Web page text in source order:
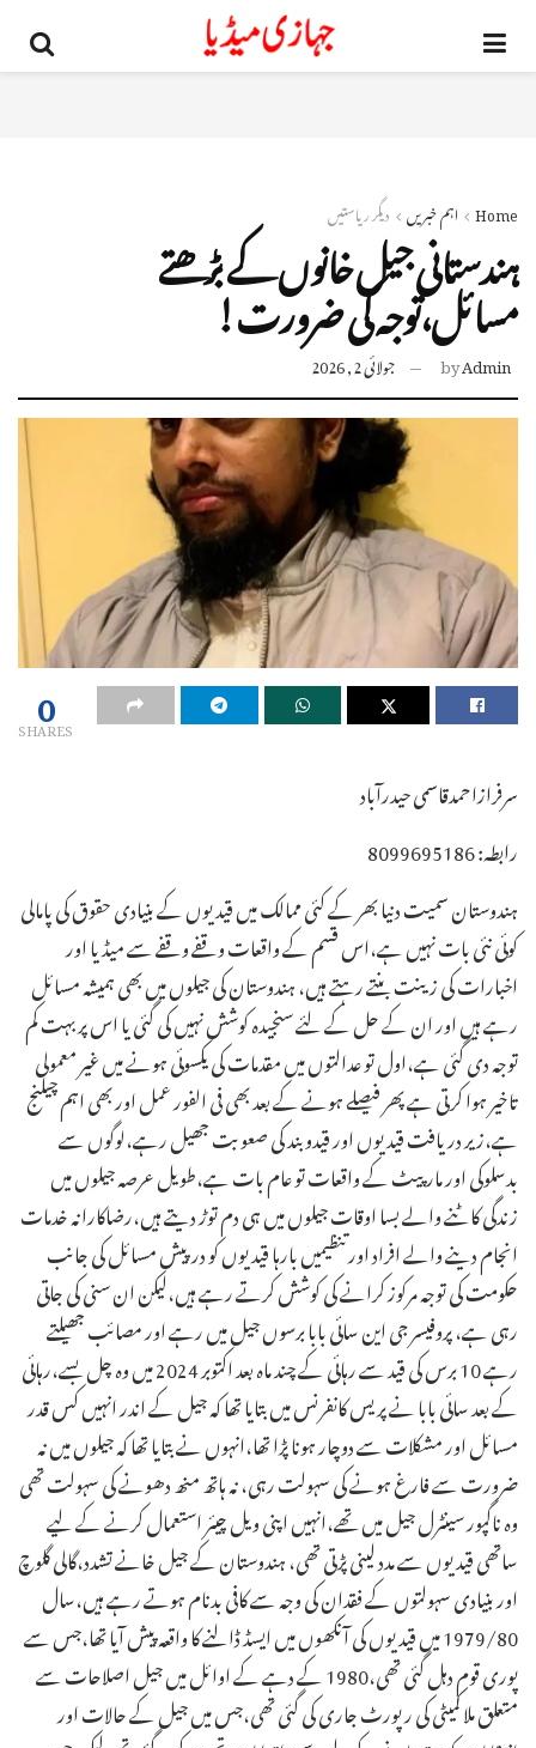
Home اہم خبریں دیگر ریاستیں
ہندستانی جیل خانوں کے بڑھتے
مسائل،توجہ کی ضرورت!
byAdmin جولائی 2, 2026
0
SHARES
سرفرازاحمدقاسمی حیدرآباد
رابطہ: 8099695186
ہندوستان سمیت دنیا بھر کے کئی ممالک میں قیدیوں کے بنیادی حقوق کی پامالی کوئی نئی بات نہیں ہے،اس قسم کے واقعات وقفے وقفے سے میڈیا اور اخبارات کی زینت بنتے رہتے ہیں، ہندوستان کی جیلوں میں بھی ہمیشہ مسائل رہے ہیں اور ان کے حل کے لئے سنجیدہ کوشش نہیں کی گئی یا اس پر بہت کم توجہ دی گئی ہے،اول تو عدالتوں میں مقدمات کی یکسوئی ہونے میں غیر معمولی تاخیر ہوا کرتی ہے پھر فیصلے ہونے کے بعد بھی فی الفور عمل اور بھی اہم چیلنج ہے،زیر دریافت قیدیوں اور قیدوبند کی صعوبت جھیل رہے،لوگوں سے بدسلوکی اور مار پیٹ کے واقعات تو عام بات ہے،طویل عرصہ جیلوں میں زندگی کاٹنے والے بسا اوقات جیلوں میں ہی دم توڑ دیتے ہیں،رضاکارانہ خدمات انجام دینے والے افراد اور تنظیمیں بارہا قیدیوں کو درپیش مسائل کی جانب حکومت کی توجہ مرکوز کرانے کی کوشش کرتے رہے ہیں،لیکن ان سنی کی جاتی رہی ہے، پروفیسر جی این سائی بابا برسوں جیل میں رہے اور مصائب جھیلتے رہے 10 برس کی قید سے رہائی کے چند ماہ بعد اکتوبر 2024 میں وہ چل بسے،رہائی کے بعد سائی بابا نے پریس کانفرنس میں بتایا تھا کہ جیل کے اندر انہیں کس قدر مسائل اور مشکلات سے دوچار ہونا پڑا تھا،انہوں نے بتایا تھا کہ جیلوں میں نہ ضرورت سے فارغ ہونے کی سہولت رہی، نہ ہاتھ منھ دھونے کی سہولت تھی وہ ناگپور سینٹرل جیل میں تھے،انہیں اپنی ویل چیئر استعمال کرنے کے لیے ساتھی قیدیوں سے مدد لینی پڑتی تھی، ہندوستان کے جیل خانے تشدد،گالی گلوچ اور بنیادی سہولتوں کے فقدان کی وجہ سے کافی بدنام ہوتے رہے ہیں،سال 1979/80 میں قیدیوں کی آنکھوں میں ایسڈ ڈالنے کا واقعہ پیش آیا تھا،جس سے پوری قوم دہل گئی تھی،1980 کے دہے کے اوائل میں جیل اصلاحات سے متعلق ملا کمیٹی کی رپورٹ جاری کی گئی تھی،جس میں جیل کے حالات اور انتظامات کو بہتر بنانے کے لیے وسیع اقدامات تجویز کیے گئے تھے،لیکن حسب روایت عمل درآمد قدیم بہتری کے لیے کوئی قابل ذکر اقدامات نہیں کیے گئے،سال 1996 میں بنگلور سینٹرل جیل میں بند افراد نے چیف جسٹس آف انڈیا سے جیل کے اندر خراب اور انتہائی خستہ حالات کے بارے میں تحریری شکایت کی تھی، سپریم کورٹ نے بعد میں ایک کیس میں یہ ہدایات دی کہ جیلوں میں گنجائش سے زیادہ قیدی نہ رکھے جائیں،مقدمات کی سماعت میں تاخیر نہ ہو،قیدیوں کو اذیت نہ پہنچائی جائے،لیکن برسوں گزر جانے کے بعد بھی جیلوں کے حالات میں کوئی نمایاں تبدیلی نہیں ہوئی ہے،وہی رفتار بے ڈھنگی جو پہلے تھی وہ اب بھی ہے،ہندوستانی جیلوں میں آج بھی تقریبا پانچ لاکھ سے زیادہ افراد جیلوں میں ہیں،جبکہ جیلوں میں گنجائش 4 لاکھ36 ہزار قیدیوں کے رہنے کی ہے،ہر دور حکومت میں ہندوستانی جیلوں کے حالات جوں کے توں،خراب اور ابتر رہے ہیں،جیلوں میں معذور قیدیوں کا استحصال باعث تشویش ہے،دوسرے قیدی اور افراد عملہ انہیں تشدد کا نشانہ بناتے ہیں،حکومت اب بھی ملک بھر کی جیلوں میں قید جسمانی معزورین کی حقیقی تعداد بتانے سے قاصر ہے،جیل کے اندر معذور قیدیوں کی حالت کے بارے میں بھی کچھ نہیں بتایا جاتا،تمام معذور قیدیوں کو ویل چیئر تک فراہم نہیں کیے جاتے ہیں،ملاقات روم سمیت بنیادی سہولتیں تک دستیاب نہیں ہے، قیدیوں سے ملاقات کے انتظار میں بیٹھنے والے شہری مشکلات سے دوچار ہوتے ہیں،جبکہ بین الاقوامی قوانین کے تحت ہرحکومت معزور قیدیوں کو درکار بنیادی سہولتیں فراہم کرنے کی پابند ہے،اس کام میں کوتاہی اور تساہل افسوسناک ہے۔گزشتہ چند مہینے قبل عراق کے رسوائے زمانہ ابوغریب جیل میں قیدیوں سے بدسلوکی اور تشدد کے معاملے پر معاوضہ ادا کرنے امریکی کنٹریکٹر کو حکم دیا گیا تھا،خبر کے مطابق ورجینیا کی ایک جیوری نے ریاست کی ایک فوجی کنٹریکٹر کو دو عشرے قبل عراق کی رسوا ئے زمانہ جیل ابو غریب میں تشدد اور بد سلوکی کا ذمہ دار ٹھہراتے ہوئے تین سابقہ قیدیوں کو چار کروڑ 20 لاکھ ڈالر ادا کرنے کا حکم دیا تھا،آٹھ افراد پر مشتمل جیوری کا یہ فیصلہ اس سال کے شروع میں ایک اور جیوری کے اس بارے میں اتفاق نہ ہونے کے بعد آیا کہ آیا ورجینیا کے شہر ریسٹن میں قائم سی اے سی آئی کو اس کے سویلین تفتیش کاروں کے کام کا ذمہ دار ٹھہرایا جانا چاہیے،جنہوں نے 2003 سے 2004 تک امریکی فوج کے ساتھ کام کیا تھا،جیوری نے مقدمہ دائر کرنے والوں سہیل الشمری،صالح العجیلی اور اسد الزوبی میں سے ہر ایک کو 30 لاکھ ڈالرز تلافی اور 11 لاکھ ڈالر فی کس جیل میں ڈالنے کی پاداش میں ادا کرنے کا حکم دیا تھا،تینوں نے اپنی شہادت میں بتایا تھا کہ انہیں جیل میں مارپیٹ،جنسی تشدد،جبری عریاں کیے جانے اور دیگر ظالمانہ سلوک کا نشانہ بنایا گیا تھا،انہوں نے یہ الزام نہیں لگایا کہ سی اے سی آئی کے تفتیش کاروں نے اپنے طور پر بدسلوکیاں کی بلکہ یہ کہا کہ سی اے سی آئی ان کاروائیوں میں اس لیے ملوث ہے کیونکہ اس کے تفتیش کاروں نے پولیس کے ساتھ مل کر پوچھ گچھ کے لیے سخت رویہ اختیار کیا،سی اے سی آئی نے اس فیصلے پر مایوسی کا اظہار کرتے ہوئے ایک بیان جاری کیا تھا جس میں کہا گیا تھا کہ کمپنی اس فیصلے کے خلاف اپیل کرے گی بیان میں کہا گیا تھا کہ اس معاملے میں سی اے سی آئی کے کسی ملازم پر مجرمانہ سول یا انتظامی نوعیت کا کبھی بھی الزام نہیں لگایا گیا اور یہ کہ کمپنی کے تفتیش کاروں نے ان پر یشان کن کاروائیوں میں حصہ نہیں لیا اور نہ ہی ہمارا کوئی ملازم اس کا ذمہ دار تھا،سینٹر فار کانسٹیٹیوشنل رائٹس کے وکیل بحر اعظمی جنہوں نے مدعیان کی طرف سے مقدمہ دائر کیا تھا اس فیصلے کو انصاف اور احتساب کا ایک اہم قدم قرار دیا تھا،اعظمی نے کہا تھا کہ چار کروڑ 20 لاکھ ڈالر کی رقم مدعیان کی طرف سے طلب کی جانے والی تلافی سے پوری طرح مطابقت رکھتی ہے اور یہ رقم تین کروڑ 10 لاکھ ڈالر کی اس رقم سے زیادہ ہے جو مقدمہ دائر کرنے والوں کے مطابق سی اے سی آئی کو ابو غریب جیل میں اس کی تفتیش کاروں کے لیے ادا کی گئی تھی،ابوغریب جیل کی اس تصویر میں ایک قیدی کو ڈبے پر کھڑا کرنے اور سیاہ لباس پہنائے جانے کے بعد اس کے ہاتھوں سے تار جوڑ کر بجلی کے جھٹکے لگائے جا رہے ہیں،اس تصویر کا تعلق سن 2003 کے آخری حصے سے ہے،العجیلی نے جو صحافی بھی ہیں اپنے تحریری بیان میں کہا تھا کہ آج کا دن میرے لیے اور انصاف کے لیے ایک بڑا دن ہے میں نے اس دن کے لیے طویل عرصے تک انتظار کیا، یہ اس کیس میں ایک کارپوریشن کے خلاف تین افراد کی فتح نہیں ہے بلکہ یہ فتح ہر اس شخص کے لیے ایک روشنی ہے جس پر ظلم ہوا اور یہ ہر اس کمپنی یا کنٹریکٹر کے لیے وارننگ ہے جو مختلف قسم کے تشدد اور بدسلوکیوں پر مبنی کاروائیاں کرتے ہیں،بنیادی طور پر سی اے سی آئی کا موقف یہ رہا کہ جیل میں ہونے والی بدسلوکیوں کی ذمہ دار حکومت ہے،یہ مقدمہ دو مختلف جیوریوں نے سنا اور انہوں نے یہ جاننے کی کوشش کی کہ تفتیش کاروں کی جانب سے بدسلوکیوں کی ذمہ داری کنٹریکٹر یا فوج کس پر عائد ہوتی ہے؟ پہلی جیوری کسی اتفاق رائے پر نہیں پہنچ سکی،جبکہ دوسری جیوری نے سی اے سی آئی کو ذمہ دار قرار دے دیا،یہ مقدمہ سب سے پہلے 2008 میں دائر کیا گیا تھا لیکن 15 سال کی قانونی لڑائیوں اور سی اے آئی کی جانب سے مقدمے کو خارج کرنے کی متعدد کوششوں کی وجہ سے اس میں تاخیر ہوئی،مقدمے میں پیش کیے جانے والے شواہد میں فوج کے دو ریٹائرڈ جنرلوں کی رپورٹس بھی شامل تھیں،جنہوں نے بد سلوکی کے واقعات کی دستاویزات کی بنیاد پر یہ نتیجہ اخذ کیا اور ان میں سی اے سی آئی کے کئی تفتیش کار ملوث پائے گئے تھے۔ ایڈیٹر انقلاب جناب ودود ساجد صاحب ایک جگہ لکھتے ہیں کہ” منموہن سنگھ کے دوسرے دور حکومت میں قومی سطح پر زیر سماعت ملزمین کی کل تعداد میں مسلمانوں کی تعداد ساڑھے 22 فیصد تھی۔جبکہ2011 کی مردم شماری کے مطابق ہندوستان کی مجموعی آبادی میں مسلمانوں کی آبادی 14.9 فیصد ہے۔’لا اینڈ آرڈر‘کا موضوع ریاستی حکومتوں کے تحت آتا ہے۔لہذایہاں ریاستی سطح پر جائزہ لیا جانا ضروری ہے۔2011 کی مردم شماری کے مطابق آسام میں مسلمانوں کی آبادی 34 فیصد ہے لیکن وہاں کی جیلوں میں زیر سماعت مسلم قیدیوں کی تعدادساڑھے 47 فیصد ہے۔گجرات میں مسلمان 10فیصد ہیں مگروہاں کی جیلوں میں ان کی تعداد 27 فیصد ہے۔یہاں ایک نکتہ دلچسپ ہے: جب تک وہاں کے وزیر اعلی نریندر مودی تھے تو زیر سماعت مسلم قیدیوں کی تعداد 24 فیصد تھی۔اب اس میں تین فیصد کا اضافہ ہوگیا ہے۔ کرناٹک میں مسلمانوں کی آبادی 13 فیصد اورجیلوں میں 22 فیصدہے۔جیلوں میں یہ اضافہ اچانک 2018 میں ہوا جبکہ 2013سے 2017 تک زیر سماعت مسلم قیدیوں کی تعداد بھی آبادی کے تناسب کے مطابق 13فیصد ہی تھی۔کیرالہ میں مسلم آبادی ساڑھے 26فیصد ہے جبکہ جیلوں میں ان کی تعداد 30فیصد ہے۔مدھیہ پردیش میں مسلمان ساڑھے 6 فیصد ہیں،جبکہ جیلوں میں 15فیصد ہیں۔مہاراشٹر میں مسلمان ساڑھے 11فیصد ہیں جبکہ2015 تک جیلوں میں ان کی تعداد 30فیصد تھی۔2012 میں جیلوں میں ان کی تعداد 36فیصد تھی۔لیکن دکن ہیرالڈ کے مطابق 30اگست 2020تک ان کی آبادی بڑھ کر14.2فیصد ہوگئی اور جیلوں میں ان کی تعداد گھٹ کر18.26 رہ گئی۔اس کا مطلب یہ ہوا کہ مہاراشٹر میں شو سینا کی قیادت والی موجودہ حکومت ان کے حق میں کچھ بہتر ثابت ہوئی۔راجستھان کے اعداد و شمار سے معلوم ہوا کہ مسلمانوں کیلئے بی جے پی اور کانگریس کی حکومتوں میں یکساں صورتحال ہے۔راجستھان میں مسلمانوں کی آبادی 9 فیصد ہے جبکہ وہاں کی جیلوں میں مسلمانوں کی تعداد 23فیصد ہے۔2013 تک راجستھان کی جیلوں میں مسلمان 13فیصد تھے۔بی جے پی کی حکومت آتے ہی وہاں جیلوں میں مسلمانوں کی تعداد بڑھنے لگی۔اضافہ کا یہ سلسلہ کانگریس کی اشوک گہلوت حکومت آنے کے بعد بھی جاری ہے۔اندازہ یہ ہوتا ہے کہ مرکز میں 2014 میں بی جے پی کی حکومت کے آتے ہی مسلمانوں کے تئیں کانگریس قیادت والی حکومتوں کا رویہ بھی ویسا ہی ہوگیا۔حیرت اس امر پر ہے کہ تامل ناڈو جیسی ریاست میں بھی مسلمان اسی صورتحال کا شکار ہیں۔وہاں مسلم آبادی 6فیصد ہے جبکہ جیلوں میں مسلمان 11فیصد ہیں۔یوپی کے اعداد وشمار بھی حیرت انگیز ہیں۔وہاں مسلم آبادی 19فیصد ہے‘جیلوں میں مسلمان 29 فیصد ہیں۔یعنی دوگنا سے 9 فیصد کم۔۔ اس موضوع کے تجزیہ کار بار بار یہ کہتے رہے ہیں کہ مسلمان اپنی آبادی کے تناسب سے زیادہ تعداد میں جیلوں میں تو ہیں لیکن ان کی سزا کے واقعات کی شرح کم ہے۔مثال کے طورپر 2019میں قومی سطح پر زیر سماعت مسلمان ساڑھے 47فیصد تھے لیکن ان میں سزا 39.6 فیصد کو ہوئی۔ جموں وکشمیر میں ہندوئو ں کی آبادی ساڑھے 28 فیصد ہے‘ جیلوں میں ان کی تعدادساڑھے 39 فیصد ہے اورسزا کی شرح ساڑھے 50فیصد ہے۔جبکہ یہاں مسلمانوں کی آبادی 68.3 فیصد ہے‘ جیلوں میں ان کی تعداد ساڑھے 60فیصد اور سزا کی شرح 53فیصد ہے۔اوپر کی ان تمام تفصیل سے جو اصل نکتہ نکل کر سامنے آیا وہ یہ ہے کہ مسلمان اپنی آبادی کے اعتبار سے جیلوں میں زیادہ ہیں مگراکثر رہا ہوجاتے ہیں۔جب تک ان کے معاملات تصفیہ کے مرحلہ میں پہنچتے ہیں وہ اپنی زندگی کا بیشتر قیمتی حصہ جیلوں میں یا مقدمہ کا سامنا کرتے ہوئے گزارچکے ہوتے ہیں۔وہ ٹوٹ پھوٹ کربکھر چکے ہوتے ہیں۔ ایک طرف ان کے اعزاء ان سے دور ہوجاتے ہیں اور دوسری طرف ان کا کاروبار یا روزگار ختم ہوچکا ہوتا ہے۔اب وہ نہ تو معاشرہ میں ہی سر اٹھا کرعزت کی زندگی جی سکتے ہیں اور نہ ہی وہ خاطی پولیس والوں کے خلاف تلافی کی کوئی کارروائی کرسکتے ہیں۔ایک رپورٹ کے مطابق ہندوستانی جیلوں میں مسلمان قیدیوں کی تعداد بڑھتی جارہی ہے اور انہیں انصاف کی فراہمی انتہائی مشکل ہورہی ہے،دی وائر نامی ویب سائٹ پر نیشنل کرائم ریکارڈ کی ایک چونکا دینے والی رپورٹ نظر سے گزری،رپورٹ میں ہندوستان کی جیلوں میں مسلم قیدیوں کے اعداد و شمار مذکور تھے،ان اعداد و شمار کو دیکھ کر یہ یقین کرنا کوئی مشکل نہیں ہے کہ سرکاری عملہ مسلم مخالفت اور انہیں برباد کرنے کے لیے کس حد تک پہنچ گیا ہے اور حکومتی سطح پر اسلامو فوبیا کی کوشش کس قدر تیز ہو گئی ہے،اخباری رپورٹ سے ہرشخص اس کا اندازہ کر سکتا ہے،نیشنل کرائم ریکارڈ بیورو کی طرف سے جاری ایک رپورٹ سے پتہ چلتا ہے کہ ہندوستانی جیلوں میں قانونی حر